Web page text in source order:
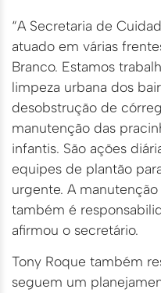
“A Secretaria de
atuado em várias
Branco. Estamos
limpeza urbana dos
desobstrução de
manutenção das
infantis. São ações
equipes de plantão
urgente. A
também é
afirmou o secretário.
Tony Roque também
seguem um